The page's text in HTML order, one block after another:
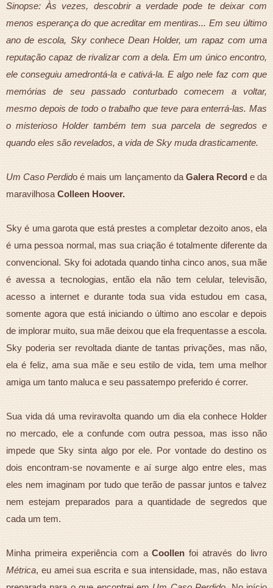
Sinopse: Às vezes, descobrir a verdade pode te deixar com
menos esperança do que acreditar em mentiras... Em seu último
ano de escola, Sky conhece Dean Holder, um rapaz com uma
reputação capaz de rivalizar com a dela. Em um único encontro,
ele conseguiu amedrontá-la e cativá-la. E algo nele faz com que
memórias de seu passado conturbado comecem a voltar,
mesmo depois de todo o trabalho que teve para enterrá-las. Mas
o misterioso Holder também tem sua parcela de segredos e
quando eles são revelados, a vida de Sky muda drasticamente.
Um Caso Perdido é mais um lançamento daGalera Recorde da
maravilhosaColleen Hoover.
Sky é uma garota que está prestes a completar dezoito anos, ela
é uma pessoa normal, mas sua criação é totalmente diferente da
convencional. Sky foi adotada quando tinha cinco anos, sua mãe
é avessa a tecnologias, então ela não tem celular, televisão,
acesso a internet e durante toda sua vida estudou em casa,
somente agora que está iniciando o último ano escolar e depois
de implorar muito, sua mãe deixou que ela frequentasse a escola.
Sky poderia ser revoltada diante de tantas privações, mas não,
ela é feliz, ama sua mãe e seu estilo de vida, tem uma melhor
amiga um tanto maluca e seu passatempo preferido é correr.
Sua vida dá uma reviravolta quando um dia ela conhece Holder
no mercado, ele a confunde com outra pessoa, mas isso não
impede que Sky sinta algo por ele. Por vontade do destino os
dois encontram-se novamente e aí surge algo entre eles, mas
eles nem imaginam por tudo que terão de passar juntos e talvez
nem estejam preparados para a quantidade de segredos que
cada um tem.
Minha primeira experiência com aCoollenfoi através do livro
Métrica, eu amei sua escrita e sua intensidade, mas, não estava